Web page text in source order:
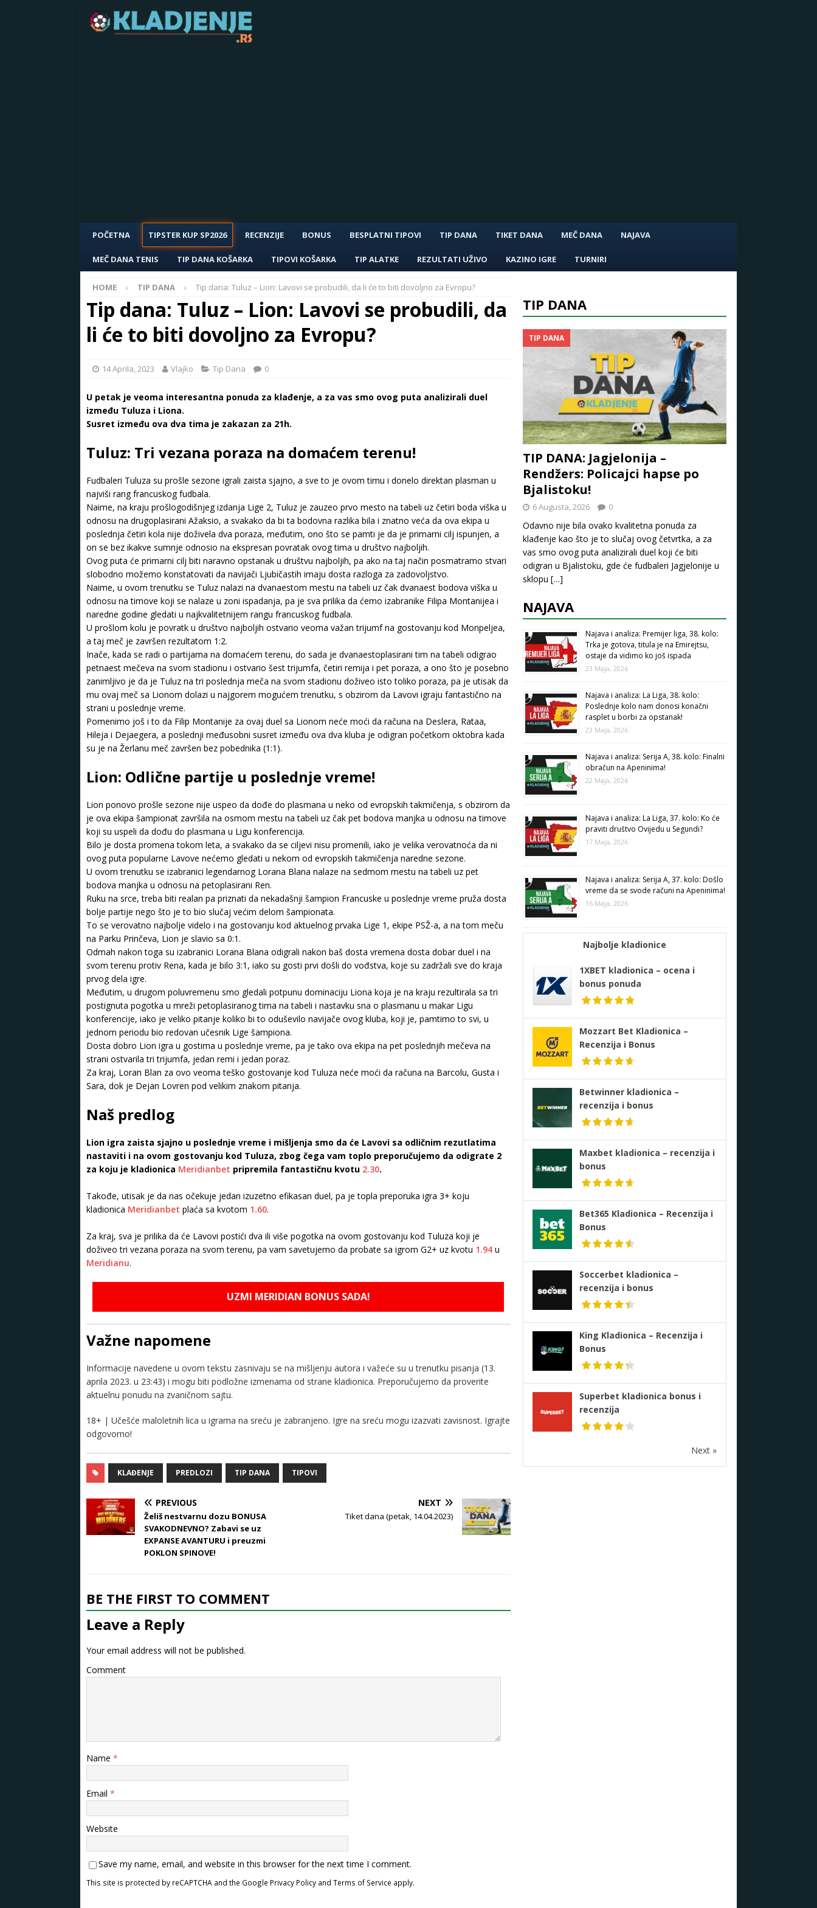
POČETNA TIPSTER KUP SP2026 RECENZIJE BONUS BESPLATNI TIPOVI TIP DANA TIKET DANA MEČ DANA NAJAVA
MEČ DANA TENIS TIP DANA KOŠARKA TIPOVI KOŠARKA TIP ALATKE REZULTATI UŽIVO KAZINO IGRE TURNIRI
HOME TIP DANA Tip dana: Tuluz – Lion: Lavovi se probudili, da li će to biti dovoljno za Evropu?
Tip dana: Tuluz – Lion: Lavovi se probudili, da
li će to biti dovoljno za Evropu?
14 Aprila, 2023 Vlajko Tip Dana 0
U petak je veoma interesantna ponuda za klađenje, a za vas smo ovog puta analizirali duel
između Tuluza i Liona.
Susret između ova dva tima je zakazan za 21h.
Tuluz: Tri vezana poraza na domaćem terenu!
Fudbaleri Tuluza su prošle sezone igrali zaista sjajno, a sve to je ovom timu i donelo direktan plasman u
najviši rang francuskog fudbala.
Naime, na kraju prošlogodišnjeg izdanja Lige 2, Tuluz je zauzeo prvo mesto na tabeli uz četiri boda viška u
odnosu na drugoplasirani Ažaksio, a svakako da bi ta bodovna razlika bila i znatno veća da ova ekipa u
poslednja četiri kola nije doživela dva poraza, međutim, ono što se pamti je da je primarni cilj ispunjen, a
on se bez ikakve sumnje odnosio na ekspresan povratak ovog tima u društvo najboljih.
Ovog puta će primarni cilj biti naravno opstanak u društvu najboljih, pa ako na taj način posmatramo stvari
slobodno možemo konstatovati da navijači Ljubičastih imaju dosta razloga za zadovoljstvo.
Naime, u ovom trenutku se Tuluz nalazi na dvanaestom mestu na tabeli uz čak dvanaest bodova viška u
odnosu na timove koji se nalaze u zoni ispadanja, pa je sva prilika da ćemo izabranike Filipa Montanijea i
naredne godine gledati u najkvalitetnijem rangu francuskog fudbala.
U prošlom kolu je povratk u društvo najboljih ostvario veoma važan trijumf na gostovanju kod Monpeljea,
a taj meč je završen rezultatom 1:2.
Inače, kada se radi o partijama na domaćem terenu, do sada je dvanaestoplasirani tim na tabeli odigrao
petnaest mečeva na svom stadionu i ostvario šest trijumfa, četiri remija i pet poraza, a ono što je posebno
zanimljivo je da je Tuluz na tri poslednja meča na svom stadionu doživeo isto toliko poraza, pa je utisak da
mu ovaj meč sa Lionom dolazi u najgorem mogućem trenutku, s obzirom da Lavovi igraju fantastično na
strani u poslednje vreme.
Pomenimo još i to da Filip Montanije za ovaj duel sa Lionom neće moći da računa na Deslera, Rataa,
Hileja i Dejaegera, a poslednji međusobni susret između ova dva kluba je odigran početkom oktobra kada
su je na Žerlanu meč završen bez pobednika (1:1).
Lion: Odlične partije u poslednje vreme!
Lion ponovo prošle sezone nije uspeo da dođe do plasmana u neko od evropskih takmičenja, s obzirom da
je ova ekipa šampionat završila na osmom mestu na tabeli uz čak pet bodova manjka u odnosu na timove
koji su uspeli da dođu do plasmana u Ligu konferencija.
Bilo je dosta promena tokom leta, a svakako da se ciljevi nisu promenili, iako je velika verovatnoća da ni
ovog puta popularne Lavove nećemo gledati u nekom od evropskih takmičenja naredne sezone.
U ovom trenutku se izabranici legendarnog Lorana Blana nalaze na sedmom mestu na tabeli uz pet
bodova manjka u odnosu na petoplasirani Ren.
Ruku na srce, treba biti realan pa priznati da nekadašnji šampion Francuske u poslednje vreme pruža dosta
bolje partije nego što je to bio slučaj većim delom šampionata.
To se verovatno najbolje videlo i na gostovanju kod aktuelnog prvaka Lige 1, ekipe PSŽ-a, a na tom meču
na Parku Prinčeva, Lion je slavio sa 0:1.
Odmah nakon toga su izabranici Lorana Blana odigrali nakon baš dosta vremena dosta dobar duel i na
svom terenu protiv Rena, kada je bilo 3:1, iako su gosti prvi došli do vođstva, koje su zadržali sve do kraja
prvog dela igre.
Međutim, u drugom poluvremenu smo gledali potpunu dominaciju Liona koja je na kraju rezultirala sa tri
postignuta pogotka u mreži petoplasiranog tima na tabeli i nastavku sna o plasmanu u makar Ligu
konferencije, iako je veliko pitanje koliko bi to oduševilo navijače ovog kluba, koji je, pamtimo to svi, u
jednom periodu bio redovan učesnik Lige šampiona.
Dosta dobro Lion igra u gostima u poslednje vreme, pa je tako ova ekipa na pet poslednjih mečeva na
strani ostvarila tri trijumfa, jedan remi i jedan poraz.
Za kraj, Loran Blan za ovo veoma teško gostovanje kod Tuluza neće moći da računa na Barcolu, Gusta i
Sara, dok je Dejan Lovren pod velikim znakom pitanja.
Naš predlog
Lion igra zaista sjajno u poslednje vreme i mišljenja smo da će Lavovi sa odličnim rezutlatima
nastaviti i na ovom gostovanju kod Tuluza, zbog čega vam toplo preporučujemo da odigrate 2
za koju je kladionica Meridianbet pripremila fantastičnu kvotu 2.30.
Takođe, utisak je da nas očekuje jedan izuzetno efikasan duel, pa je topla preporuka igra 3+ koju
kladionica Meridianbet plaća sa kvotom 1.60.
Za kraj, sva je prilika da će Lavovi postići dva ili više pogotka na ovom gostovanju kod Tuluza koji je
doživeo tri vezana poraza na svom terenu, pa vam savetujemo da probate sa igrom G2+ uz kvotu 1.94 u
Meridianu.
UZMI MERIDIAN BONUS SADA!
Važne napomene
Informacije navedene u ovom tekstu zasnivaju se na mišljenju autora i važeće su u trenutku pisanja (13.
aprila 2023. u 23:43) i mogu biti podložne izmenama od strane kladionica. Preporučujemo da proverite
aktuelnu ponudu na zvaničnom sajtu.
18+ | Učešće maloletnih lica u igrama na sreću je zabranjeno. Igre na sreću mogu izazvati zavisnost. Igrajte
odgovorno!
KLAĐENJE PREDLOZI TIP DANA TIPOVI
PREVIOUS
Želiš nestvarnu dozu BONUSA
SVAKODNEVNO? Zabavi se uz
EXPANSE AVANTURU i preuzmi
POKLON SPINOVE!
NEXT
Tiket dana (petak, 14.04.2023)
BE THE FIRST TO COMMENT
Leave a Reply
Your email address will not be published.
Comment
Name *
Email *
Website
Save my name, email, and website in this browser for the next time I comment.
This site is protected by reCAPTCHA and the Google Privacy Policy and Terms of Service apply.
TIP DANA
TIP DANA
TIP DANA: Jagjelonija –
Rendžers: Policajci hapse po
Bjalistoku!
6 Augusta, 2026 0
Odavno nije bila ovako kvalitetna ponuda za
klađenje kao što je to slučaj ovog četvrtka, a za
vas smo ovog puta analizirali duel koji će biti
odigran u Bjalistoku, gde će fudbaleri Jagjelonije u
sklopu […]
NAJAVA
Najava i analiza: Premijer liga, 38. kolo:
Trka je gotova, titula je na Emirejtsu,
ostaje da vidimo ko još ispada
23 Maja, 2026
Najava i analiza: La Liga, 38. kolo:
Poslednje kolo nam donosi konačni
rasplet u borbi za opstanak!
23 Maja, 2026
Najava i analiza: Serija A, 38. kolo: Finalni
obračun na Apeninima!
22 Maja, 2026
Najava i analiza: La Liga, 37. kolo: Ko će
praviti društvo Ovijedu u Segundi?
17 Maja, 2026
Najava i analiza: Serija A, 37. kolo: Došlo
vreme da se svode računi na Apeninima!
16 Maja, 2026
Najbolje kladionice
1XBET kladionica – ocena i
bonus ponuda
Mozzart Bet Kladionica –
Recenzija i Bonus
Betwinner kladionica –
recenzija i bonus
Maxbet kladionica – recenzija i
bonus
Bet365 Kladionica – Recenzija i
Bonus
Soccerbet kladionica –
recenzija i bonus
King Kladionica – Recenzija i
Bonus
Superbet kladionica bonus i
recenzija
Next »